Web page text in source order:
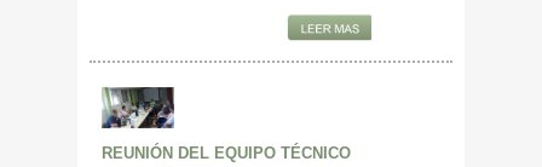
REUNIÓN DEL EQUIPO TÉCNICO